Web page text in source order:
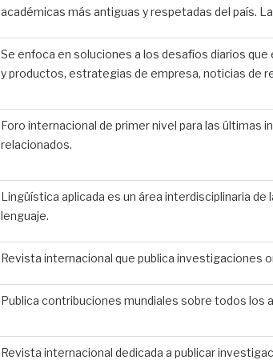
académicas más antiguas y respetadas del país.
Se enfoca en soluciones a los desafíos diarios
y productos, estrategias de empresa, noticias de
Foro internacional de primer nivel para las últimas
relacionados.
Lingüística aplicada es un área interdisciplinaria
lenguaje.
Revista internacional que publica investigaciones
Publica contribuciones mundiales sobre todos los
Revista internacional dedicada a publicar